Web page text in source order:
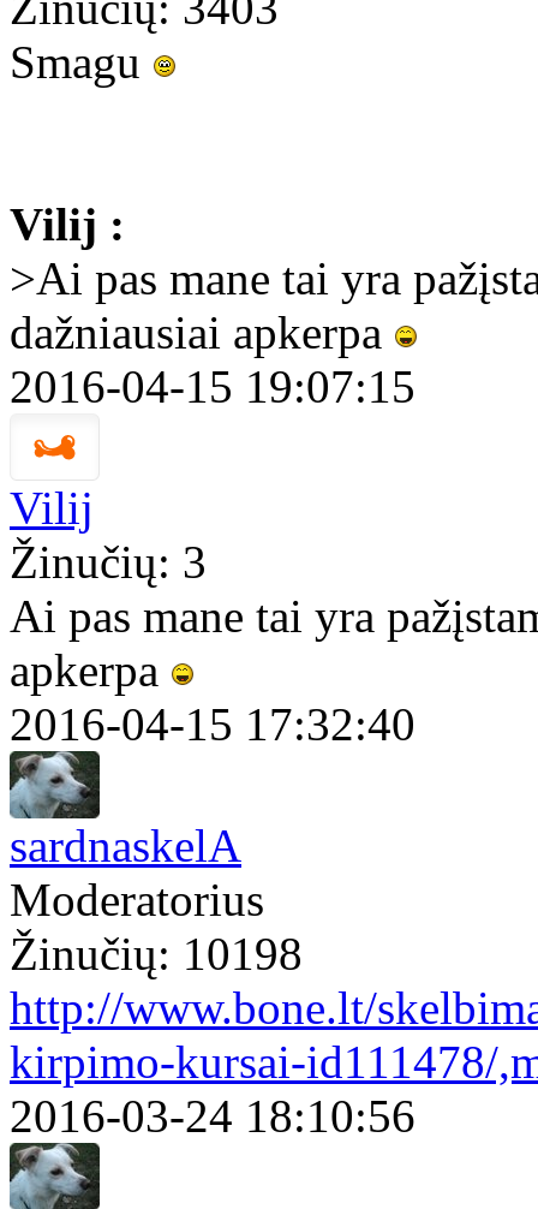
Smagu
Vilij :
>Ai pas mane tai yra
dažniausiai apkerpa
2016-04-15 19:07:15
Vilij
Žinučių: 3
Ai pas mane tai yra
apkerpa
2016-04-15 17:32:40
sardnaskelA
Moderatorius
Žinučių: 10198
http://www.bone.lt/
kirpimo-kursai-id111478/
2016-03-24 18:10:56